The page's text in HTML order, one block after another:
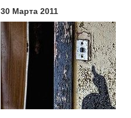
30 Марта 2011